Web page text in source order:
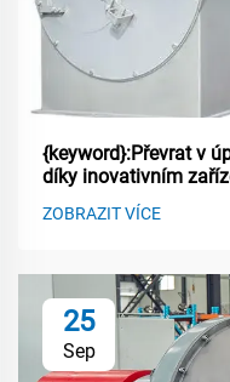
{keyword}:Převrat v
díky inovativním
ZOBRAZIT VÍCE
25
Sep